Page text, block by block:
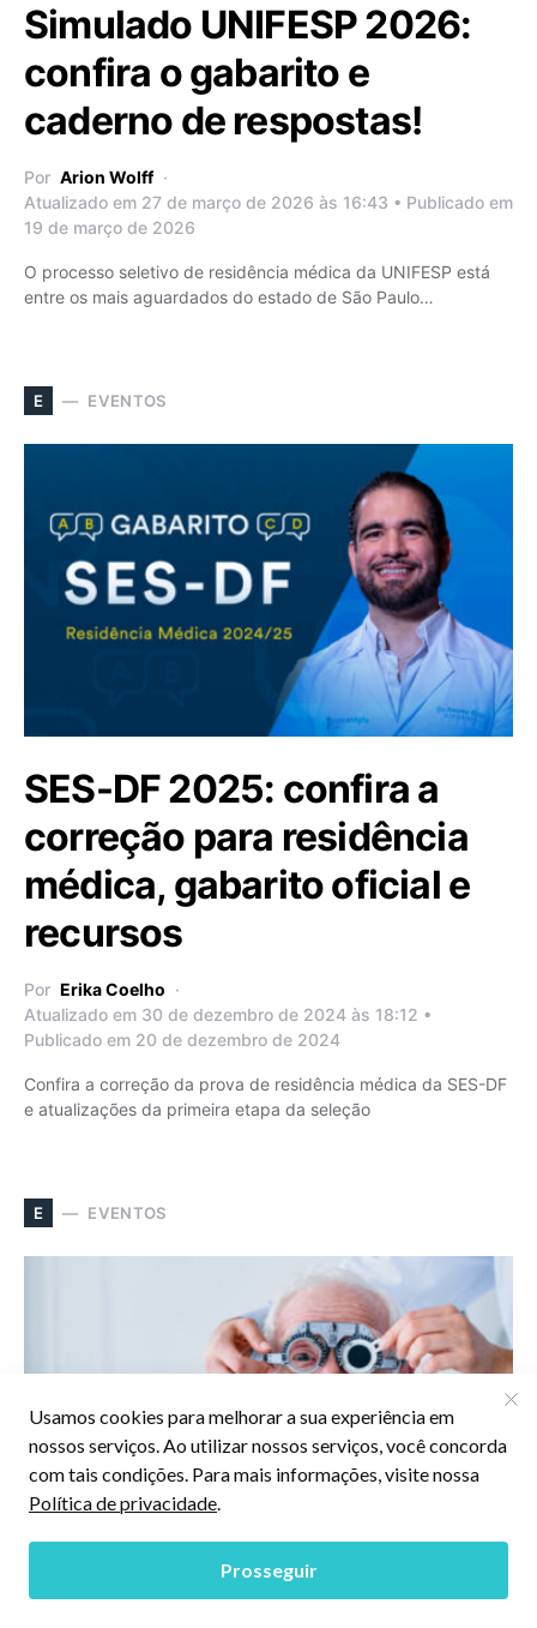
Simulado UNIFESP 2026:
confira o gabarito e
caderno de respostas!
Por Arion Wolff
Atualizado em 27 de março de 2026 às 16:43 • Publicado em
19 de março de 2026
O processo seletivo de residência médica da UNIFESP está
entre os mais aguardados do estado de São Paulo…
E EVENTOS
SES-DF 2025: confira a
correção para residência
médica, gabarito oficial e
recursos
Por Erika Coelho
Atualizado em 30 de dezembro de 2024 às 18:12 •
Publicado em 20 de dezembro de 2024
Confira a correção da prova de residência médica da SES-DF
e atualizações da primeira etapa da seleção
E EVENTOS
10 de Julho: Dia Mundial da